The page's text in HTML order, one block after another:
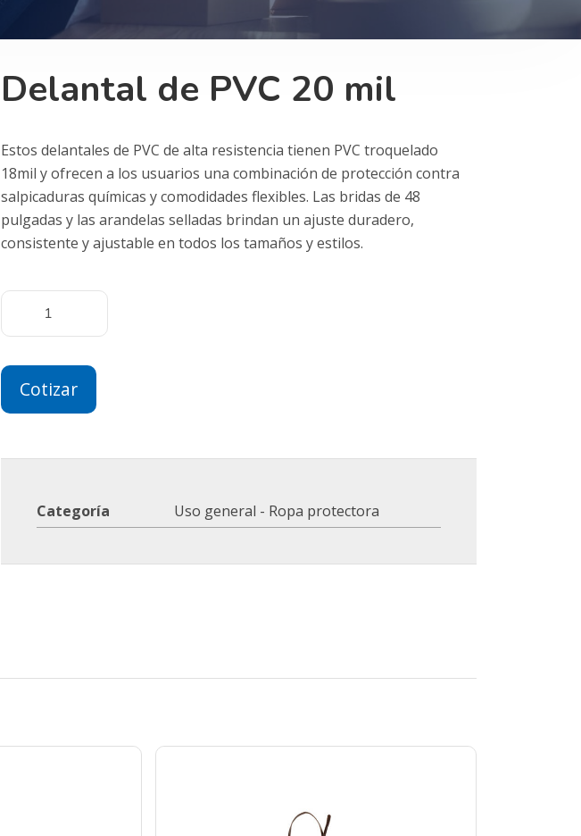
Delantal de PVC 20 mil
Estos delantales de PVC de alta resistencia tienen PVC troquelado
18mil y ofrecen a los usuarios una combinación de protección contra
salpicaduras químicas y comodidades flexibles. Las bridas de 48
pulgadas y las arandelas selladas brindan un ajuste duradero,
consistente y ajustable en todos los tamaños y estilos.
Cotizar
Categoría Uso general - Ropa protectora